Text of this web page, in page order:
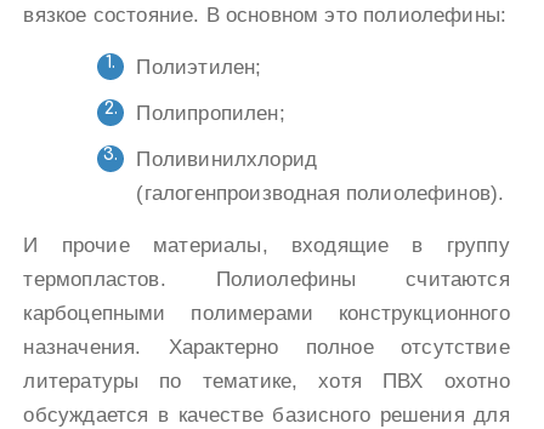
вязкое состояние. В основном это полиолефины:
Полиэтилен;
Полипропилен;
Поливинилхлорид
(галогенпроизводная полиолефинов).
И прочие материалы, входящие в группу
термопластов. Полиолефины считаются
карбоцепными полимерами конструкционного
назначения. Характерно полное отсутствие
литературы по тематике, хотя ПВХ охотно
обсуждается в качестве базисного решения для